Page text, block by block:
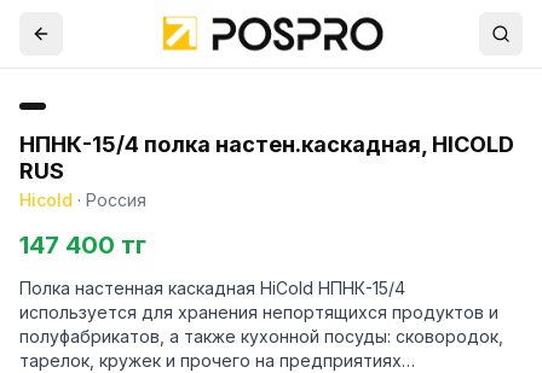
НПНК-15/4 полка настен.каскадная, HICOLD
RUS
Hicold · Россия
147 400 тг
Полка настенная каскадная HiCold НПНК-15/4
используется для хранения непортящихся продуктов и
полуфабрикатов, а также кухонной посуды: сковородок,
тарелок, кружек и прочего на предприятиях